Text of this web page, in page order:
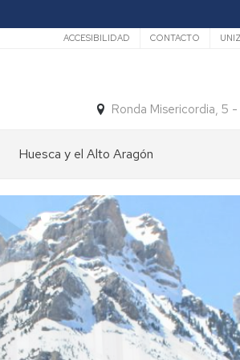
Secundario
ACCESIBILIDAD CONTACTO
Ronda Misericordia, 5
Huesca y el Alto Aragón
Medios
de
Transporte
Turismo
y
patrimonio
En
Huesca
En